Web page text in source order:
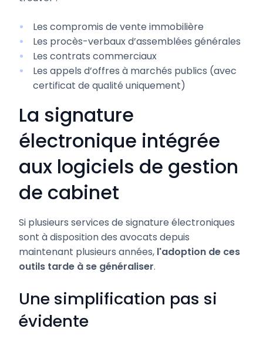
Les compromis de vente immobilière
Les procès-verbaux d’assemblées générales
Les contrats commerciaux
Les appels d’offres à marchés publics (avec
certificat de qualité uniquement)
La signature
électronique intégrée
aux logiciels de gestion
de cabinet
Si plusieurs services de signature électroniques
sont à disposition des avocats depuis
maintenant plusieurs années, l'adoption de ces
outils tarde à se généraliser.
Une simplification pas si
évidente